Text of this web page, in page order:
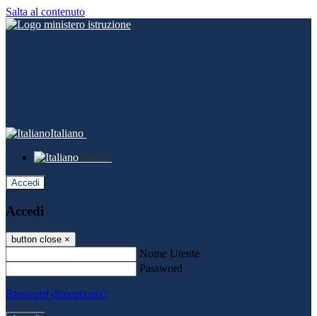
Salta al contenuto
Italiano
Italiano
Accedi
Accedi
button close ×
Nome Utente
Password
Password dimenticata?